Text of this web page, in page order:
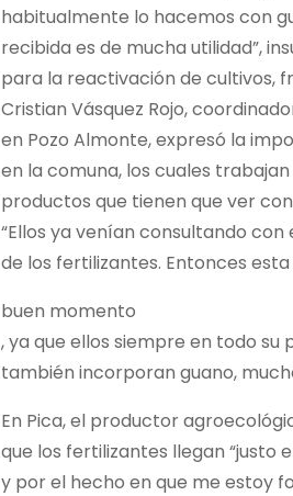
habitualmente lo hacemos con
recibida es de mucha utilidad”,
para la reactivación de cultivos,
Cristian Vásquez Rojo,
en Pozo Almonte, expresó la
en la comuna, los cuales
productos que tienen que ver
“Ellos ya venían consultando
de los fertilizantes. Entonces
buen momento
, ya que ellos siempre en todo
también incorporan guano,
En Pica, el productor
que los fertilizantes llegan “justo
y por el hecho en que me estoy